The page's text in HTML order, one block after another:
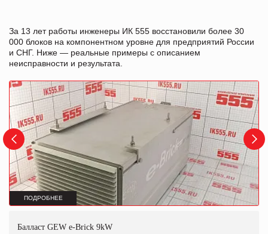
За 13 лет работы инженеры ИК 555 восстановили более 30
000 блоков на компонентном уровне для предприятий России
и СНГ. Ниже — реальные примеры с описанием
неисправности и результата.
ПОДРОБНЕЕ
Балласт GEW e-Brick 9kW